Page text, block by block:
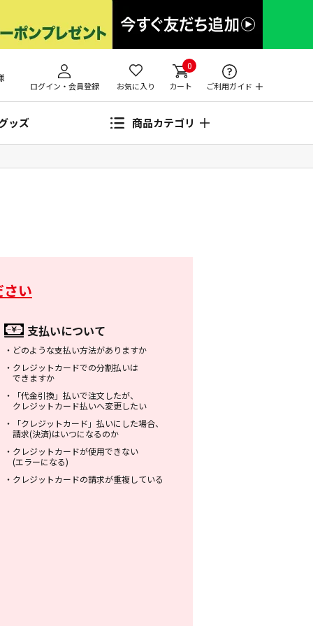
ログイン・会員登録 お気に入り
0
カート ご利用ガイド
ッズ 商品カテゴリ
い
支払いについて
・ どのような支払い方法がありますか
・ クレジットカードでの分割払いは
できますか
・
「代金引換」払いで注文したが、
クレジットカード払いへ変更したい
・
「クレジットカード」払いにした場合、
請求(決済)はいつになるのか
・ クレジットカードが使用できない
(エラーになる)
・ クレジットカードの請求が重複している